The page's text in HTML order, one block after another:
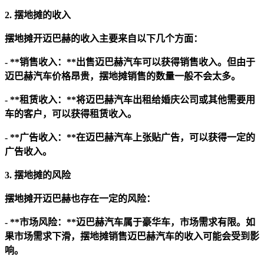
2. 摆地摊的收入
摆地摊开迈巴赫的收入主要来自以下几个方面：
- **销售收入：**出售迈巴赫汽车可以获得销售收入。但由于
迈巴赫汽车价格昂贵，摆地摊销售的数量一般不会太多。
- **租赁收入：**将迈巴赫汽车出租给婚庆公司或其他需要用
车的客户，可以获得租赁收入。
- **广告收入：**在迈巴赫汽车上张贴广告，可以获得一定的
广告收入。
3. 摆地摊的风险
摆地摊开迈巴赫也存在一定的风险：
- **市场风险：**迈巴赫汽车属于豪华车，市场需求有限。如
果市场需求下滑，摆地摊销售迈巴赫汽车的收入可能会受到影
响。